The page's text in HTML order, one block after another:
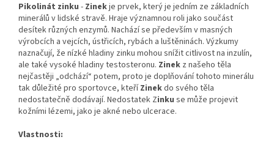
Pikolinát zinku - Zinekje prvek, který je jedním ze základních
minerálů v lidské stravě. Hraje významnou roli jako součást
desítek různých enzymů. Nachází se především v masných
výrobcích a vejcích, ústřicích, rybách a luštěninách. Výzkumy
naznačují, že nízké hladiny zinku mohou snížit citlivost na inzulín,
ale také vysoké hladiny testosteronu. Zinek z našeho těla
nejčastěji „odchází“ potem, proto je doplňování tohoto minerálu
tak důležité pro sportovce, kteříZinekdo svého těla
nedostatečně dodávají. Nedostatek Zinku se může projevit
kožními lézemi, jako je akné nebo ulcerace.
Vlastnosti: